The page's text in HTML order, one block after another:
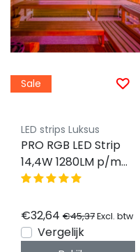
Sale
LED strips Luksus
PRO RGB LED Strip
14,4W 1280LM p/m
IP20 24vdc - 5
€32,64 €45,37Excl. btw
Vergelijk